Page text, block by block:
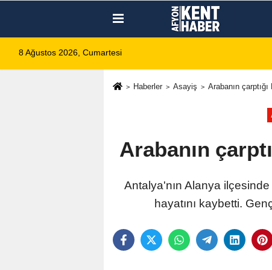
8 Ağustos 2026, Cumartesi
Haberler Asayiş Arabanın
Arabanın
Antalya'nın Alanya
hayatını kaybetti.